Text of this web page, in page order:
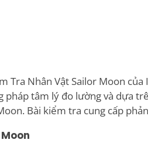
Tra Nhân Vật Sailor Moon
pháp tâm lý đo lường và dựa
Bài kiểm tra cung cấp